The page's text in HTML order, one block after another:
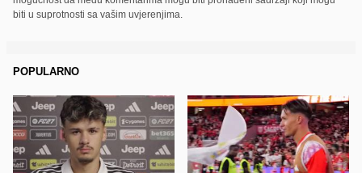
biti u suprotnosti sa vašim uvjerenjima.
POPULARNO